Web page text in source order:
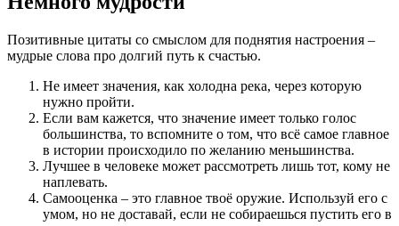
Позитивные цитаты со смыслом для поднятия настроения –
мудрые слова про долгий путь к счастью.
Не имеет значения, как холодна река, через которую
нужно пройти.
Если вам кажется, что значение имеет только голос
большинства, то вспомните о том, что всё самое главное
в истории происходило по желанию меньшинства.
Лучшее в человеке может рассмотреть лишь тот, кому не
наплевать.
Самооценка – это главное твоё оружие. Используй его с
умом, но не доставай, если не собираешься пустить его в